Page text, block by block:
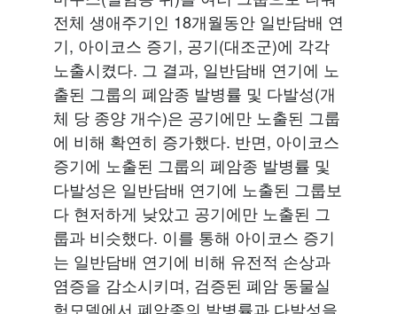
전체 생애주기인 18개월동안 일반담배 연
기, 아이코스 증기, 공기(대조군)에 각각
노출시켰다. 그 결과, 일반담배 연기에 노
출된 그룹의 폐암종 발병률 및 다발성(개
체 당 종양 개수)은 공기에만 노출된 그룹
에 비해 확연히 증가했다. 반면, 아이코스
증기에 노출된 그룹의 폐암종 발병률 및
다발성은 일반담배 연기에 노출된 그룹보
다 현저하게 낮았고 공기에만 노출된 그
룹과 비슷했다. 이를 통해 아이코스 증기
는 일반담배 연기에 비해 유전적 손상과
염증을 감소시키며, 검증된 폐암 동물실
험모델에서 폐암종의 발병률과 다발성을